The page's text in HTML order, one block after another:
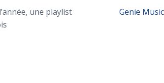
une playlist
Genie Music